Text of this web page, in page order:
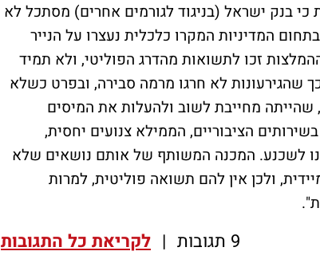
בנק ישראל (בניגוד לגורמים אחרים) מסתכל לא
המדיניות המקרו כלכלית נעצרו על הנייר
זכו לתשואות מהדרג הפוליטי, ולא תמיד
שהגירעונות לא חרגו מרמה סבירה, ובפרט כשלא
מחייבת לשוב ולהעלות את המיסים
הציבוריים, הממילא צנועים יחסית,
לשכנע. המכנה המשותף של אותם נושאים שלא
ולכן אין להם תשואה פוליטית, למרות
9 תגובות | לקריאת כל התגובות